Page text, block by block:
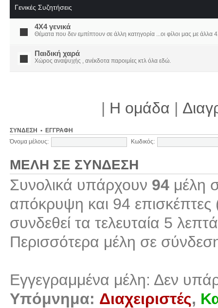
Γενικές Συζητήσεις
4X4 γενικά
Θέματα που δεν εμπίπτουν σε άλλη κατηγορία ...οι φίλοι μας με άλλα
Παιδική χαρά
Χώρος αναψυχής , ανέκδοτα παροιμίες κτλ όλα εδώ.
| Η ομάδα |
ΣΎΝΔΕΣΗ • ΕΓΓΡΑΦΉ
Όνομα μέλους: Κωδικός:
ΜΈΛΗ ΣΕ ΣΎΝΔΕΣΗ
Συνολικά υπάρχουν 94 μέλη
απόκρυψη και 94
συνδεθεί τα τελευταία 5
Περισσότερα μέλη σε
Εγγεγραμμένα μέλη: Δεν
Υπόμνημα: Διαχειριστές,